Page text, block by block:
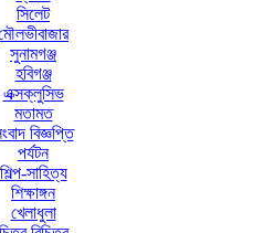
সিলেট
সুনামগঞ্জ
হবিগঞ্জ
এক্সক্লুসিভ
মতামত
বিজ্ঞপ্তি
পর্যটন
শিল্প-সাহিত্য
শিক্ষাঙ্গন
খেলাধুলা